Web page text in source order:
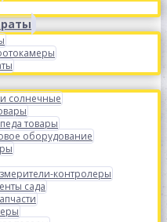
солнечные
товары
оборудование
контролеры
сада